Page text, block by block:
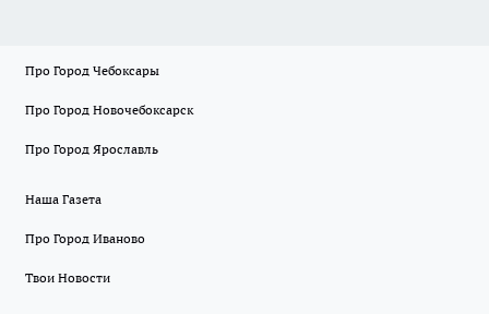
Про Город Чебоксары
Про Город Новочебоксарск
Про Город Ярославль
Наша Газета
Про Город Иваново
Твои Новости